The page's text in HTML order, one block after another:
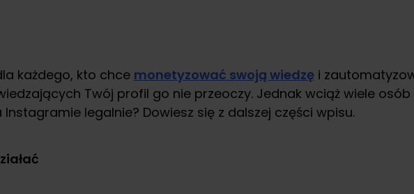
każdego, kto chce monetyzować swoją wiedzę i
Twój profil go nie przeoczy. Jednak wciąż wiele
legalnie? Dowiesz się z dalszej części wpisu.